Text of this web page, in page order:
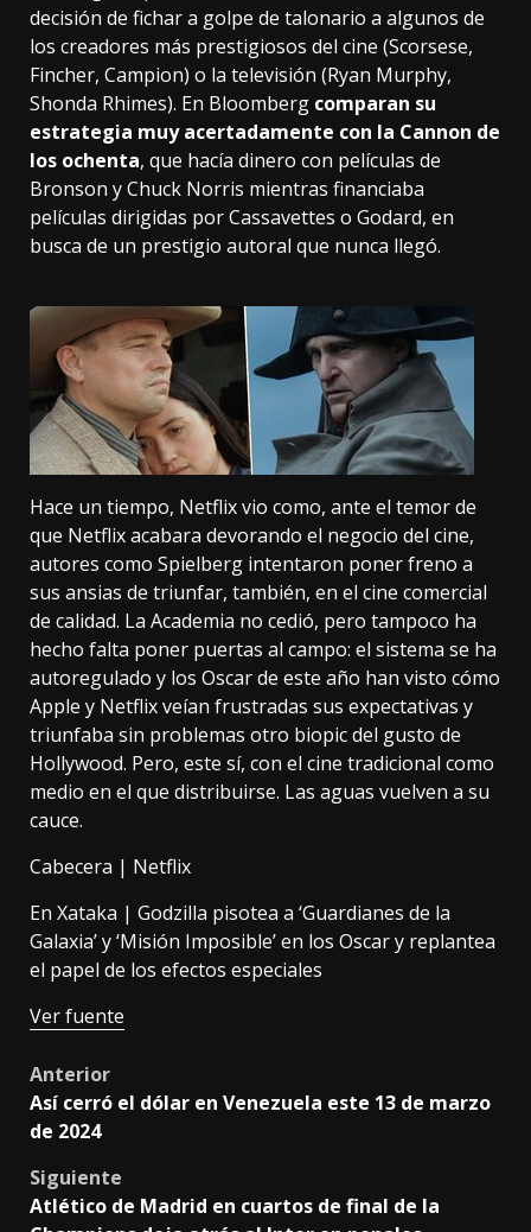
decisión de fichar a golpe de talonario a algunos de
los creadores más prestigiosos del cine (Scorsese,
Fincher, Campion) o la televisión (Ryan Murphy,
Shonda Rhimes). En Bloomberg comparan su
estrategia muy acertadamente con la Cannon de
los ochenta, que hacía dinero con películas de
Bronson y Chuck Norris mientras financiaba
películas dirigidas por Cassavettes o Godard, en
busca de un prestigio autoral que nunca llegó.
Hace un tiempo, Netflix vio como, ante el temor de
que Netflix acabara devorando el negocio del cine,
autores como Spielberg intentaron poner freno a
sus ansias de triunfar, también, en el cine comercial
de calidad. La Academia no cedió, pero tampoco ha
hecho falta poner puertas al campo: el sistema se ha
autoregulado y los Oscar de este año han visto cómo
Apple y Netflix veían frustradas sus expectativas y
triunfaba sin problemas otro biopic del gusto de
Hollywood. Pero, este sí, con el cine tradicional como
medio en el que distribuirse. Las aguas vuelven a su
cauce.
Cabecera | Netflix
En Xataka | Godzilla pisotea a ‘Guardianes de la
Galaxia’ y ‘Misión Imposible’ en los Oscar y replantea
el papel de los efectos especiales
Ver fuente
Post
navigation
Anterior
Así cerró el dólar en Venezuela este 13 de marzo
de 2024
Siguiente
Atlético de Madrid en cuartos de final de la